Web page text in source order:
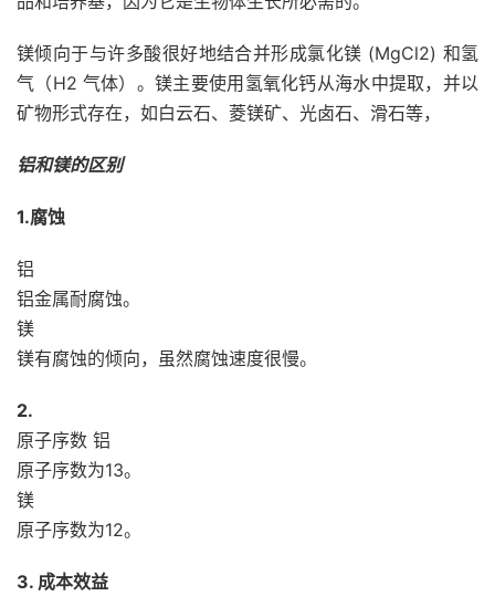
镁倾向于与许多酸很好地结合并形成氯化镁 (MgCl2) 和氢
气（H2 气体）。镁主要使用氢氧化钙从海水中提取，并以
矿物形式存在，如白云石、菱镁矿、光卤石、滑石等，
铝和镁的区别
1.腐蚀
铝
铝金属耐腐蚀。
镁
镁有腐蚀的倾向，虽然腐蚀速度很慢。
2.
原子序数 铝
原子序数为13。
镁
原子序数为12。
3. 成本效益